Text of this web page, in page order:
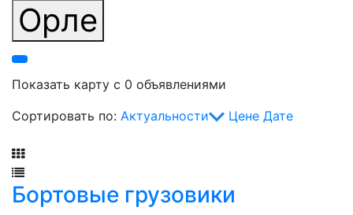
Орле
Показать карту с 0 объявлениями
Сортировать по: Актуальности Цене Дате
Бортовые грузовики